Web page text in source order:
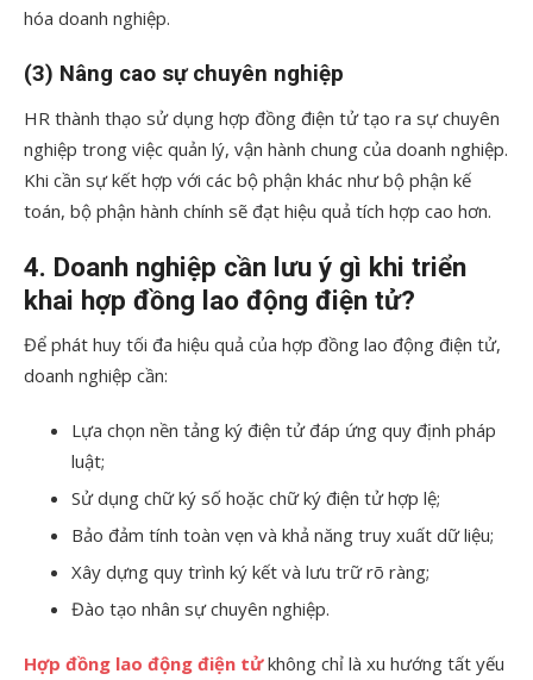
hóa doanh nghiệp.
(3) Nâng cao sự chuyên nghiệp
HR thành thạo sử dụng hợp đồng điện tử tạo ra sự chuyên
nghiệp trong việc quản lý, vận hành chung của doanh nghiệp.
Khi cần sự kết hợp với các bộ phận khác như bộ phận kế
toán, bộ phận hành chính sẽ đạt hiệu quả tích hợp cao hơn.
4. Doanh nghiệp cần lưu ý gì khi triển
khai hợp đồng lao động điện tử?
Để phát huy tối đa hiệu quả của hợp đồng lao động điện tử,
doanh nghiệp cần:
Lựa chọn nền tảng ký điện tử đáp ứng quy định pháp
luật;
Sử dụng chữ ký số hoặc chữ ký điện tử hợp lệ;
Bảo đảm tính toàn vẹn và khả năng truy xuất dữ liệu;
Xây dựng quy trình ký kết và lưu trữ rõ ràng;
Đào tạo nhân sự chuyên nghiệp.
Hợp đồng lao động điện tử không chỉ là xu hướng tất yếu